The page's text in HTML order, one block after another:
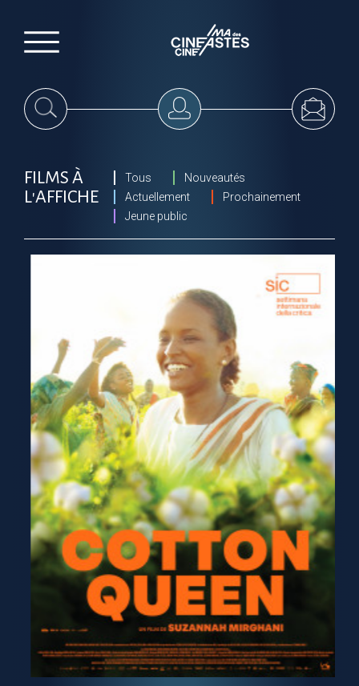
FILMS À
L'AFFICHE
Tous
Nouveautés
Actuellement
Prochainement
Jeune public